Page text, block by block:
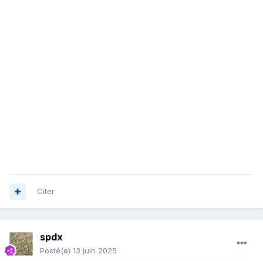
Citer
spdx
Posté(e) 13 juin 2025